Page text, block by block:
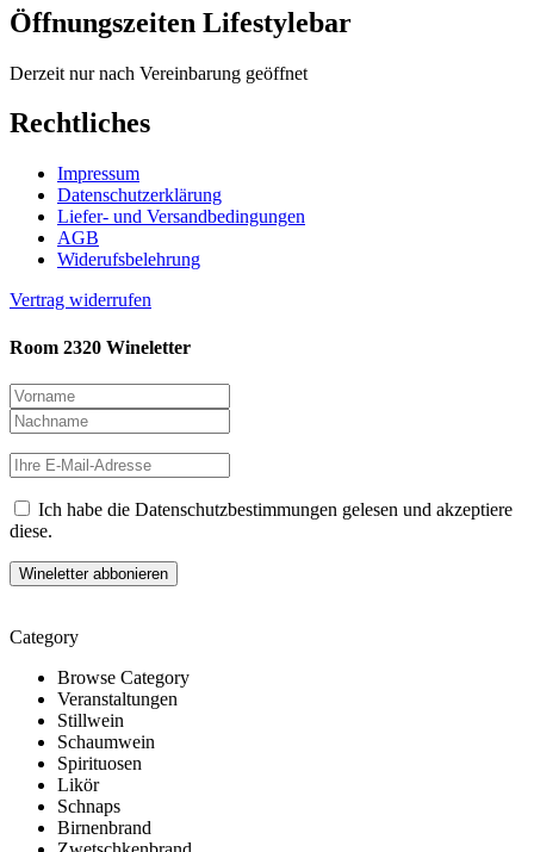
Öffnungszeiten Lifestylebar
Derzeit nur nach Vereinbarung geöffnet
Rechtliches
Impressum
Datenschutzerklärung
Liefer- und Versandbedingungen
AGB
Widerufsbelehrung
Vertrag widerrufen
Room 2320 Wineletter
Ich habe die Datenschutzbestimmungen gelesen und akzeptiere
diese.
Category
Browse Category
Veranstaltungen
Stillwein
Schaumwein
Spirituosen
Likör
Schnaps
Birnenbrand